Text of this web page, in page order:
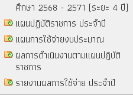
ศึกษา 2568 - 2571 (ระยะ 4 ปี)
แผนปฏิบัติราชการ ประจำปี
แผนการใช้จ่ายงบประมาณ
ผลการดำเนินงานตามแผนปฏิบัติ
ราชการ
รายงานผลการใช้จ่าย ประจำปี